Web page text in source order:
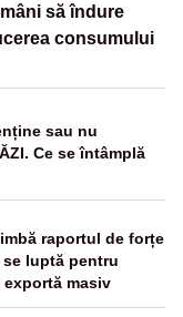
să îndure
consumului
sau nu
Ce se întâmplă
raportul de forțe
luptă pentru
exportă masiv